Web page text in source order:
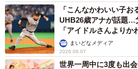
「こんなかわいい子
UHB26歳アナが話題
「アイドルさんより
か」まいどなメディア
2026.08.07
世界一周中に3度も出